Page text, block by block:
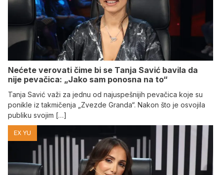
Nećete verovati čime bi se Tanja Savić bavila da
nije pevačica: „Jako sam ponosna na to“
Tanja Savić važi za jednu od najuspešnijih pevačica koje su
ponikle iz takmičenja „Zvezde Granda“. Nakon što je osvojila
publiku svojim […]
EX YU